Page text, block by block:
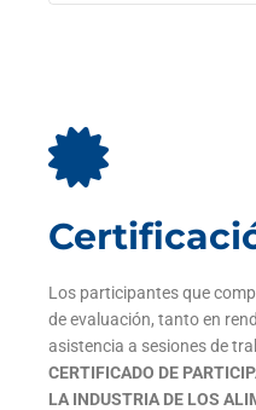
Los participantes que
de evaluación, tanto en
asistencia a sesiones de
CERTIFICADO DE
LA INDUSTRIA DE LOS